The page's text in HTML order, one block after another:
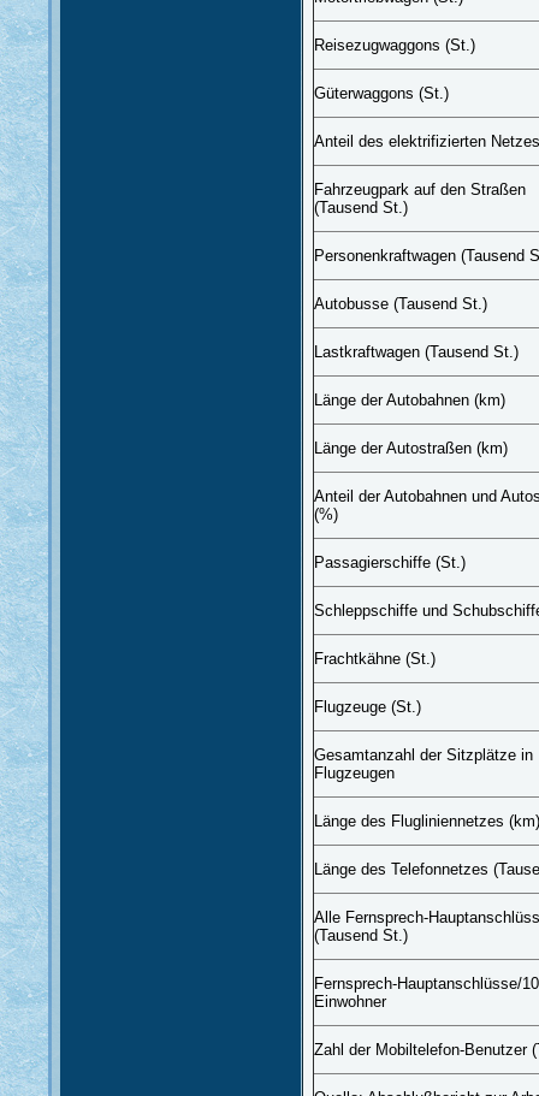
Reisezugwaggons (St.)
Güterwaggons (St.)
Anteil des elektrifizierten
Fahrzeugpark auf den Straßen
(Tausend St.)
Personenkraftwagen (Tausend
Autobusse (Tausend St.)
Lastkraftwagen (Tausend St.)
Länge der Autobahnen (km)
Länge der Autostraßen (km)
Anteil der Autobahnen und
(%)
Passagierschiffe (St.)
Schleppschiffe und
Frachtkähne (St.)
Flugzeuge (St.)
Gesamtanzahl der Sitzplätze in
Flugzeugen
Länge des Flugliniennetzes (km)
Länge des Telefonnetzes
Alle Fernsprech-
(Tausend St.)
Fernsprech-Hauptanschlüsse/
Einwohner
Zahl der Mobiltelefon-Benutzer